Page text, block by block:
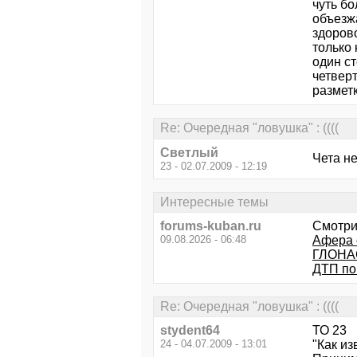
чуть
только
один
Re: Очередная "ловушка" : ((((
Светлый
23 - 02.07.2009 - 12:19
Чета
Интересные темы
forums-kuban.ru
09.08.2026 - 06:48
Афера
ДТП по
Re: Очередная "ловушка" : ((((
stydent64
24 - 04.07.2009 - 13:01
ТО 23
"Как